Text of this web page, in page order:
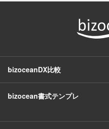
bizoceanDX比較
bizocean書式テンプレ